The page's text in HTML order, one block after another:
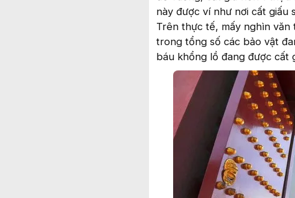
này được ví như nơi cất giấu
Trên thực tế, mấy nghìn văn
trong tổng số các bảo vật
báu khổng lồ đang được cất